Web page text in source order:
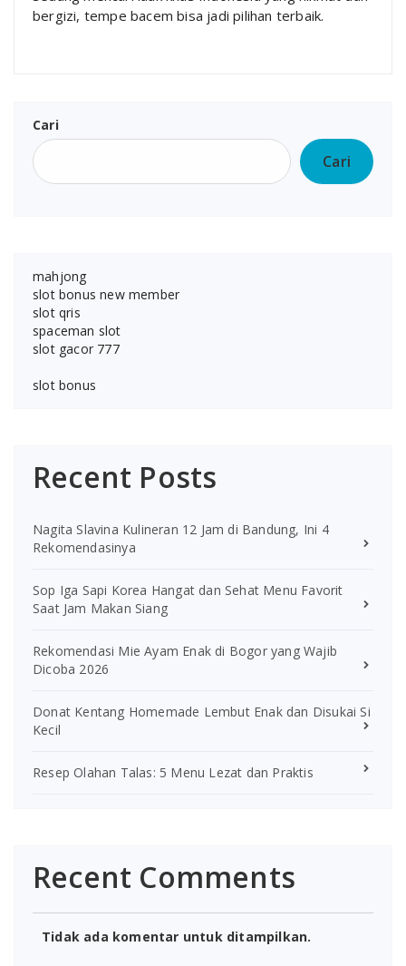
bergizi, tempe bacem bisa jadi pilihan terbaik.
Cari
Cari
mahjong
slot bonus new member
slot qris
spaceman slot
slot gacor 777
slot bonus
Recent Posts
Nagita Slavina Kulineran 12 Jam di Bandung, Ini 4
Rekomendasinya
Sop Iga Sapi Korea Hangat dan Sehat Menu Favorit
Saat Jam Makan Siang
Rekomendasi Mie Ayam Enak di Bogor yang Wajib
Dicoba 2026
Donat Kentang Homemade Lembut Enak dan Disukai Si
Kecil
Resep Olahan Talas: 5 Menu Lezat dan Praktis
Recent Comments
Tidak ada komentar untuk ditampilkan.